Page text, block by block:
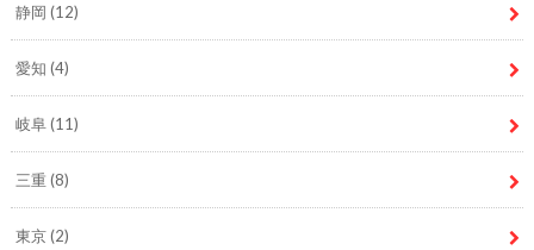
静岡 (12)
愛知 (4)
岐阜(11)
三重 (8)
東京(2)